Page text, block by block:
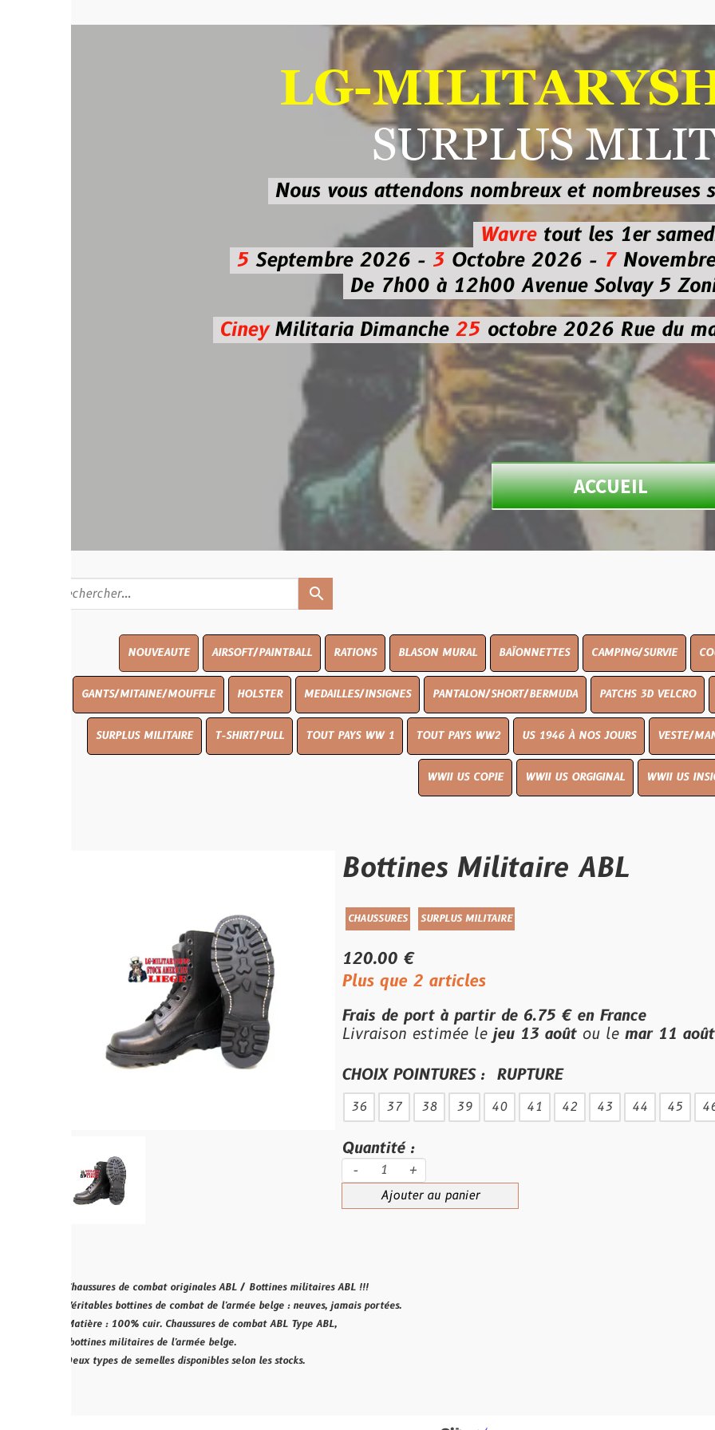
LG-
SURPLUS
Nous vous attendons nombreux et nombreusessur les
Wavre
tout les 1er samedi
Septembre 2026 -3Octobre 2026 - 7Novembre 2026
De 7h00 à 12h00 Avenue Solvay 5 Zoning
MilitariaDimanche25octobre 2026Rue du marché
ACCUEIL
AIRSOFT/PAINTBALL RATIONS BLASON MURAL BAÏONNETTES CAMPING/SURVIE COUTELLERIE
GANTS/MITAINE/MOUFFLE HOLSTER MEDAILLES/INSIGNES PANTALON/SHORT/BERMUDA PATCHS 3D VELCRO PEINTURE
SURPLUS MILITAIRE T-SHIRT/PULL TOUT PAYS WW 1 TOUT PAYS WW2 US 1946 À NOS JOURS VESTE/MANTEAU
WWII US COPIE WWII US ORGIGINAL WWII US INSIGNES
Bottines Militaire ABL
SURPLUS MILITAIRE
120.00 €
Plus que 2 articles
Frais de port à partir de 6.75 € en France
Livraison estimée lejeu 13 aoûtou lemar 11 aoûten
CHOIX POINTURES : RUPTURE
38 39 40 41 42 43 44 45 46 47
Ajouter au panier
de combat originales ABL / Bottines militaires ABL !!!
bottines de combat de l'armée belge : neuves, jamais portées.
: 100% cuir. Chaussures de combat ABL Type ABL,
militaires de l'armée belge.
types de semelles disponibles selon les stocks.